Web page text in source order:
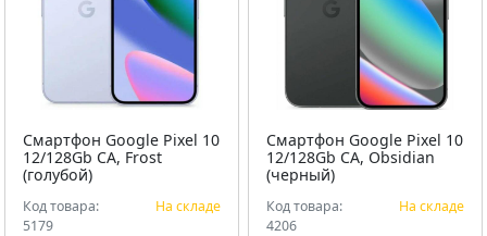
Смартфон Google Pixel 10
12/128Gb CA, Frost
(голубой)
Код товара:
5179
На складе
Смартфон Google Pixel 10
12/128Gb CA, Obsidian
(черный)
Код товара:
4206
На складе